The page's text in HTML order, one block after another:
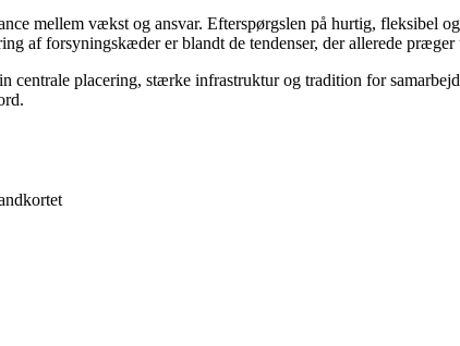
mellem vækst og ansvar. Efterspørgslen på hurtig, fleksibel
af forsyningskæder er blandt de tendenser, der allerede
centrale placering, stærke infrastruktur og tradition for